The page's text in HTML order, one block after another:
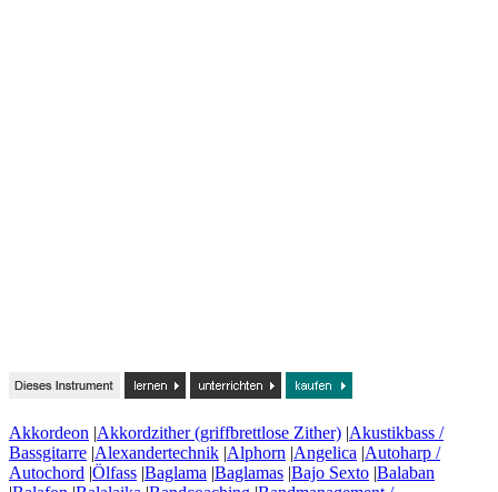
Akkordeon |Akkordzither (griffbrettlose Zither) |Akustikbass /
Bassgitarre |Alexandertechnik |Alphorn |Angelica |Autoharp /
Autochord |Ölfass |Baglama |Baglamas |Bajo Sexto |Balaban